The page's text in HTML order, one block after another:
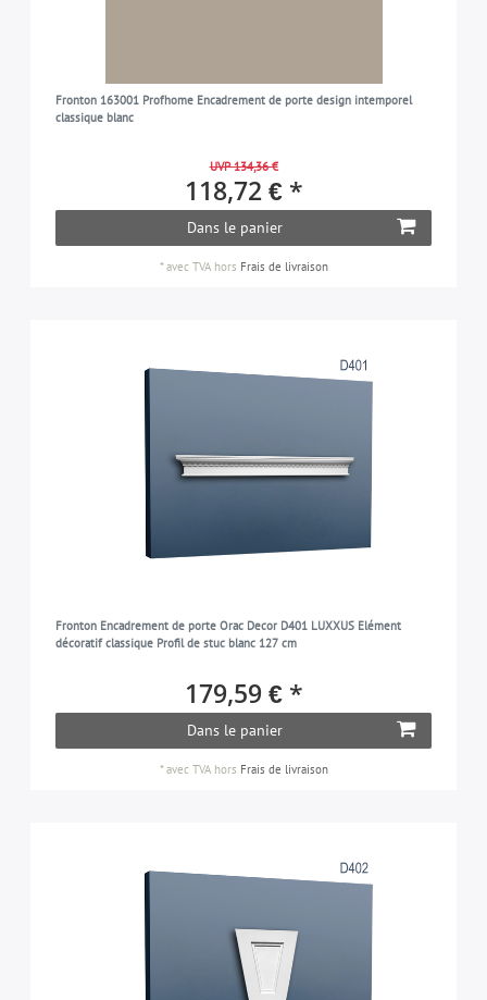
Fronton 163001 Profhome Encadrement de porte design intemporel
classique blanc
UVP 134,36 €
118,72 € *
Dans le panier
*avec TVAhors Frais de livraison
Fronton Encadrement de porte Orac Decor D401 LUXXUS Elément
décoratif classique Profil de stuc blanc 127 cm
179,59 € *
Dans le panier
*avec TVAhors Frais de livraison